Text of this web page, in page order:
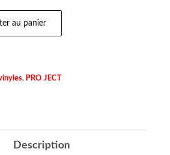
au panier
, PRO JECT
Description